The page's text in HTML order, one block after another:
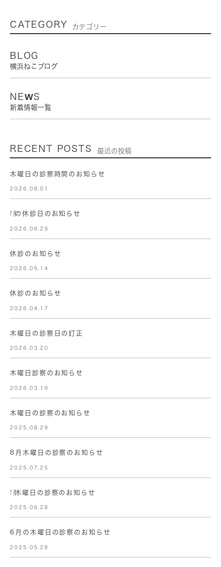
CATEGORY カテゴリー
BLOG
横浜ねこブログ
NEWS
新着情報一覧
RECENT POSTS 最近の投稿
木曜日の診察時間のお知らせ
2026.08.01
㋆の休診日のお知らせ
2026.06.29
休診のお知らせ
2026.05.14
休診のお知らせ
2026.04.17
木曜日の診察日の訂正
2026.03.20
木曜日診察のお知らせ
2026.03.19
木曜日の診察のお知らせ
2025.08.29
8月木曜日の診察のお知らせ
2025.07.25
㋆木曜日の診察のお知らせ
2025.06.28
6月の木曜日の診察のお知らせ
2025.05.28